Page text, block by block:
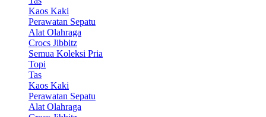
Kaos Kaki
Perawatan Sepatu
Alat Olahraga
Crocs Jibbitz
Semua Koleksi Pria
Topi
Tas
Kaos Kaki
Perawatan Sepatu
Alat Olahraga